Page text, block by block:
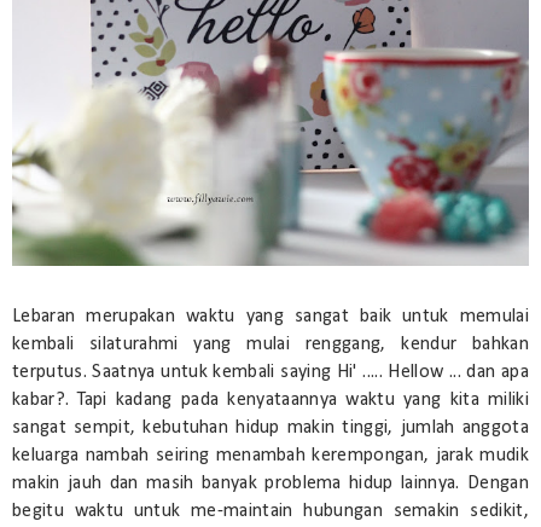
Lebaran merupakan waktu yang sangat baik untuk memulai
kembali silaturahmi yang mulai renggang, kendur bahkan
terputus. Saatnya untuk kembali saying Hi' ..... Hellow ... dan apa
kabar?. Tapi kadang pada kenyataannya waktu yang kita miliki
sangat sempit, kebutuhan hidup makin tinggi, jumlah anggota
keluarga nambah seiring menambah kerempongan, jarak mudik
makin jauh dan masih banyak problema hidup lainnya. Dengan
begitu waktu untuk me-maintain hubungan semakin sedikit,